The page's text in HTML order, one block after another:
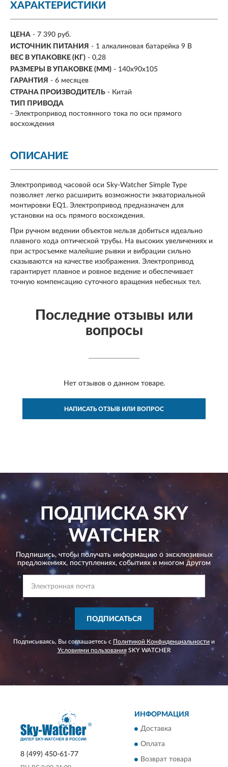
ХАРАКТЕРИСТИКИ
ЦЕНА - 7 390 руб.
ИСТОЧНИК ПИТАНИЯ - 1 алкалиновая батарейка 9 В
ВЕС В УПАКОВКЕ (КГ) - 0,28
РАЗМЕРЫ В УПАКОВКЕ (ММ) - 140х90х105
ГАРАНТИЯ - 6 месяцев
СТРАНА ПРОИЗВОДИТЕЛЬ - Китай
ТИП ПРИВОДА
- Электропривод постоянного тока по оси прямого
восхождения
ОПИСАНИЕ
Электропривод часовой оси Sky-Watcher Simple Type
позволяет легко расширить возможности экваториальной
монтировки EQ1. Электропривод предназначен для
установки на ось прямого восхождения.
При ручном ведении объектов нельзя добиться идеально
плавного хода оптической трубы. На высоких увеличениях и
при астросъемке малейшие рывки и вибрации сильно
сказываются на качестве изображения. Электропривод
гарантирует плавное и ровное ведение и обеспечивает
точную компенсацию суточного вращения небесных тел.
Последние отзывы или
вопросы
Нет отзывов о данном товаре.
НАПИСАТЬ ОТЗЫВ ИЛИ ВОПРОС
ПОДПИСКАSKY
WATCHER
Подпишись, чтобы получать информацию о эксклюзивных
предложениях, поступлениях, событиях и многом другом
ПОДПИСАТЬСЯ
Подписываясь, Вы соглашаетесь с Политикой Конфиденциальности и
Условиями пользованияSKY WATCHER
8 (499) 450-61-77
ИНФОРМАЦИЯ
Доставка
Оплата
Возврат товара